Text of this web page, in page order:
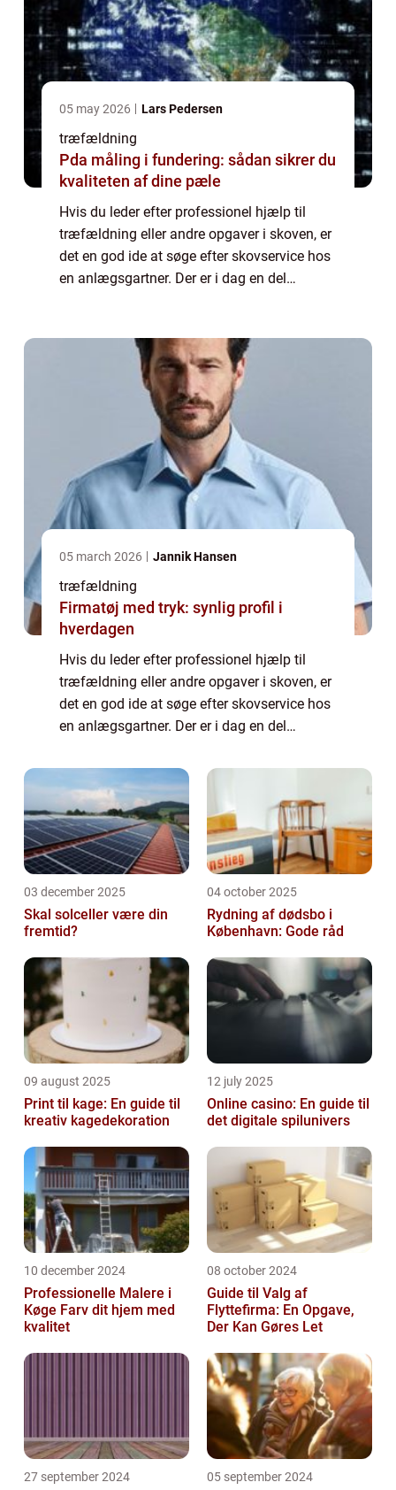
05 may 2026 Lars Pedersen
træfældning
Pda måling i fundering: sådan sikrer du
kvaliteten af dine pæle
Hvis du leder efter professionel hjælp til
træfældning eller andre opgaver i skoven, er
det en god ide at søge efter skovservice hos
en anlægsgartner. Der er i dag en del
05 march 2026 Jannik Hansen
træfældning
Firmatøj med tryk: synlig profil i
hverdagen
Hvis du leder efter professionel hjælp til
træfældning eller andre opgaver i skoven, er
det en god ide at søge efter skovservice hos
en anlægsgartner. Der er i dag en del
at...
03 december 2025
Skal solceller være din
fremtid?
04 october 2025
Rydning af dødsbo i
København: Gode råd
09 august 2025
Print til kage: En guide til
kreativ kagedekoration
12 july 2025
Online casino: En guide til
det digitale spilunivers
10 december 2024
Professionelle Malere i
Køge Farv dit hjem med
kvalitet
08 october 2024
Guide til Valg af
Flyttefirma: En Opgave,
Der Kan Gøres Let
27 september 2024 05 september 2024